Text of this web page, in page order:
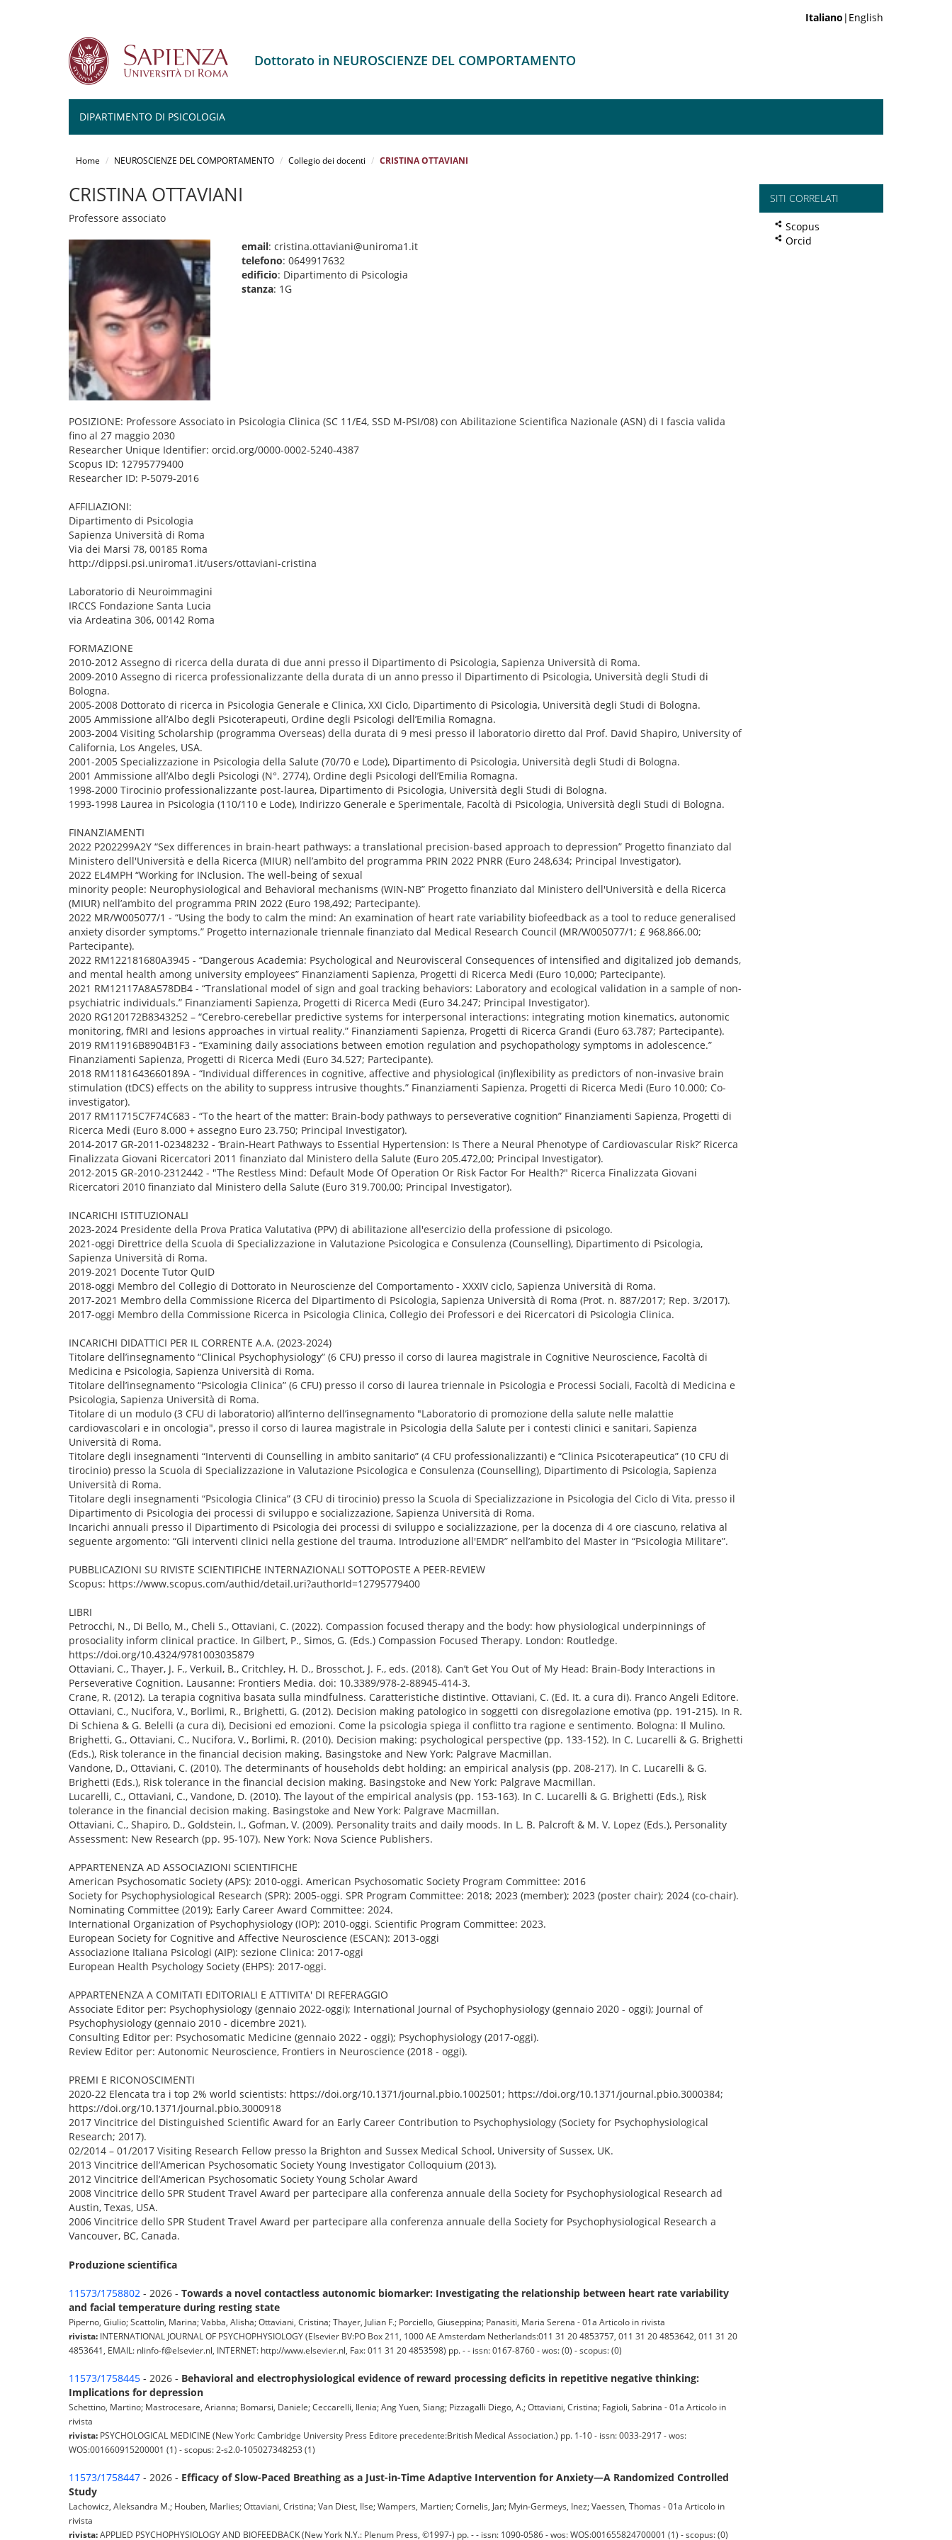
Italiano |English
Dottorato in NEUROSCIENZE DEL COMPORTAMENTO
DIPARTIMENTO DI PSICOLOGIA
Home NEUROSCIENZE DEL COMPORTAMENTO Collegio dei docenti CRISTINA OTTAVIANI
CRISTINA OTTAVIANI
Professore associato
email: cristina.ottaviani@uniroma1.it
telefono: 0649917632
edificio: Dipartimento di Psicologia
stanza: 1G
POSIZIONE: Professore Associato in Psicologia Clinica (SC 11/E4, SSD M-PSI/08) con Abilitazione Scientifica Nazionale (ASN) di I fascia valida
fino al 27 maggio 2030
Researcher Unique Identifier: orcid.org/0000-0002-5240-4387
Scopus ID: 12795779400
Researcher ID: P-5079-2016
AFFILIAZIONI:
Dipartimento di Psicologia
Sapienza Università di Roma
Via dei Marsi 78, 00185 Roma
http://dippsi.psi.uniroma1.it/users/ottaviani-cristina
Laboratorio di Neuroimmagini
IRCCS Fondazione Santa Lucia
via Ardeatina 306, 00142 Roma
FORMAZIONE
2010-2012 Assegno di ricerca della durata di due anni presso il Dipartimento di Psicologia, Sapienza Università di Roma.
2009-2010 Assegno di ricerca professionalizzante della durata di un anno presso il Dipartimento di Psicologia, Università degli Studi di
Bologna.
2005-2008 Dottorato di ricerca in Psicologia Generale e Clinica, XXI Ciclo, Dipartimento di Psicologia, Università degli Studi di Bologna.
2005 Ammissione all’Albo degli Psicoterapeuti, Ordine degli Psicologi dell’Emilia Romagna.
2003-2004 Visiting Scholarship (programma Overseas) della durata di 9 mesi presso il laboratorio diretto dal Prof. David Shapiro, University of
California, Los Angeles, USA.
2001-2005 Specializzazione in Psicologia della Salute (70/70 e Lode), Dipartimento di Psicologia, Università degli Studi di Bologna.
2001 Ammissione all’Albo degli Psicologi (N°. 2774), Ordine degli Psicologi dell’Emilia Romagna.
1998-2000 Tirocinio professionalizzante post-laurea, Dipartimento di Psicologia, Università degli Studi di Bologna.
1993-1998 Laurea in Psicologia (110/110 e Lode), Indirizzo Generale e Sperimentale, Facoltà di Psicologia, Università degli Studi di Bologna.
FINANZIAMENTI
2022 P202299A2Y “Sex differences in brain-heart pathways: a translational precision-based approach to depression” Progetto finanziato dal
Ministero dell'Università e della Ricerca (MIUR) nell’ambito del programma PRIN 2022 PNRR (Euro 248,634; Principal Investigator).
2022 EL4MPH “Working for INclusion. The well-being of sexual
minority people: Neurophysiological and Behavioral mechanisms (WIN-NB” Progetto finanziato dal Ministero dell'Università e della Ricerca
(MIUR) nell’ambito del programma PRIN 2022 (Euro 198,492; Partecipante).
2022 MR/W005077/1 - “Using the body to calm the mind: An examination of heart rate variability biofeedback as a tool to reduce generalised
anxiety disorder symptoms.” Progetto internazionale triennale finanziato dal Medical Research Council (MR/W005077/1; £ 968,866.00;
Partecipante).
2022 RM122181680A3945 - “Dangerous Academia: Psychological and Neurovisceral Consequences of intensified and digitalized job demands,
and mental health among university employees” Finanziamenti Sapienza, Progetti di Ricerca Medi (Euro 10,000; Partecipante).
2021 RM12117A8A578DB4 - “Translational model of sign and goal tracking behaviors: Laboratory and ecological validation in a sample of non-
psychiatric individuals.” Finanziamenti Sapienza, Progetti di Ricerca Medi (Euro 34.247; Principal Investigator).
2020 RG120172B8343252 – “Cerebro-cerebellar predictive systems for interpersonal interactions: integrating motion kinematics, autonomic
monitoring, fMRI and lesions approaches in virtual reality.” Finanziamenti Sapienza, Progetti di Ricerca Grandi (Euro 63.787; Partecipante).
2019 RM11916B8904B1F3 - “Examining daily associations between emotion regulation and psychopathology symptoms in adolescence.”
Finanziamenti Sapienza, Progetti di Ricerca Medi (Euro 34.527; Partecipante).
2018 RM1181643660189A - “Individual differences in cognitive, affective and physiological (in)flexibility as predictors of non-invasive brain
stimulation (tDCS) effects on the ability to suppress intrusive thoughts.” Finanziamenti Sapienza, Progetti di Ricerca Medi (Euro 10.000; Co-
investigator).
2017 RM11715C7F74C683 - “To the heart of the matter: Brain-body pathways to perseverative cognition” Finanziamenti Sapienza, Progetti di
Ricerca Medi (Euro 8.000 + assegno Euro 23.750; Principal Investigator).
2014-2017 GR-2011-02348232 - ‘Brain-Heart Pathways to Essential Hypertension: Is There a Neural Phenotype of Cardiovascular Risk?’ Ricerca
Finalizzata Giovani Ricercatori 2011 finanziato dal Ministero della Salute (Euro 205.472,00; Principal Investigator).
2012-2015 GR-2010-2312442 - "The Restless Mind: Default Mode Of Operation Or Risk Factor For Health?" Ricerca Finalizzata Giovani
Ricercatori 2010 finanziato dal Ministero della Salute (Euro 319.700,00; Principal Investigator).
INCARICHI ISTITUZIONALI
2023-2024 Presidente della Prova Pratica Valutativa (PPV) di abilitazione all'esercizio della professione di psicologo.
2021-oggi Direttrice della Scuola di Specializzazione in Valutazione Psicologica e Consulenza (Counselling), Dipartimento di Psicologia,
Sapienza Università di Roma.
2019-2021 Docente Tutor QuID
2018-oggi Membro del Collegio di Dottorato in Neuroscienze del Comportamento - XXXIV ciclo, Sapienza Università di Roma.
2017-2021 Membro della Commissione Ricerca del Dipartimento di Psicologia, Sapienza Università di Roma (Prot. n. 887/2017; Rep. 3/2017).
2017-oggi Membro della Commissione Ricerca in Psicologia Clinica, Collegio dei Professori e dei Ricercatori di Psicologia Clinica.
INCARICHI DIDATTICI PER IL CORRENTE A.A. (2023-2024)
Titolare dell’insegnamento “Clinical Psychophysiology” (6 CFU) presso il corso di laurea magistrale in Cognitive Neuroscience, Facoltà di
Medicina e Psicologia, Sapienza Università di Roma.
Titolare dell’insegnamento “Psicologia Clinica” (6 CFU) presso il corso di laurea triennale in Psicologia e Processi Sociali, Facoltà di Medicina e
Psicologia, Sapienza Università di Roma.
Titolare di un modulo (3 CFU di laboratorio) all’interno dell’insegnamento "Laboratorio di promozione della salute nelle malattie
cardiovascolari e in oncologia", presso il corso di laurea magistrale in Psicologia della Salute per i contesti clinici e sanitari, Sapienza
Università di Roma.
Titolare degli insegnamenti “Interventi di Counselling in ambito sanitario” (4 CFU professionalizzanti) e “Clinica Psicoterapeutica” (10 CFU di
tirocinio) presso la Scuola di Specializzazione in Valutazione Psicologica e Consulenza (Counselling), Dipartimento di Psicologia, Sapienza
Università di Roma.
Titolare degli insegnamenti “Psicologia Clinica” (3 CFU di tirocinio) presso la Scuola di Specializzazione in Psicologia del Ciclo di Vita, presso il
Dipartimento di Psicologia dei processi di sviluppo e socializzazione, Sapienza Università di Roma.
Incarichi annuali presso il Dipartimento di Psicologia dei processi di sviluppo e socializzazione, per la docenza di 4 ore ciascuno, relativa al
seguente argomento: “Gli interventi clinici nella gestione del trauma. Introduzione all'EMDR” nell’ambito del Master in “Psicologia Militare”.
PUBBLICAZIONI SU RIVISTE SCIENTIFICHE INTERNAZIONALI SOTTOPOSTE A PEER-REVIEW
Scopus: https://www.scopus.com/authid/detail.uri?authorId=12795779400
LIBRI
Petrocchi, N., Di Bello, M., Cheli S., Ottaviani, C. (2022). Compassion focused therapy and the body: how physiological underpinnings of
prosociality inform clinical practice. In Gilbert, P., Simos, G. (Eds.) Compassion Focused Therapy. London: Routledge.
https://doi.org/10.4324/9781003035879
Ottaviani, C., Thayer, J. F., Verkuil, B., Critchley, H. D., Brosschot, J. F., eds. (2018). Can’t Get You Out of My Head: Brain-Body Interactions in
Perseverative Cognition. Lausanne: Frontiers Media. doi: 10.3389/978-2-88945-414-3.
Crane, R. (2012). La terapia cognitiva basata sulla mindfulness. Caratteristiche distintive. Ottaviani, C. (Ed. It. a cura di). Franco Angeli Editore.
Ottaviani, C., Nucifora, V., Borlimi, R., Brighetti, G. (2012). Decision making patologico in soggetti con disregolazione emotiva (pp. 191-215). In R.
Di Schiena & G. Belelli (a cura di), Decisioni ed emozioni. Come la psicologia spiega il conflitto tra ragione e sentimento. Bologna: Il Mulino.
Brighetti, G., Ottaviani, C., Nucifora, V., Borlimi, R. (2010). Decision making: psychological perspective (pp. 133-152). In C. Lucarelli & G. Brighetti
(Eds.), Risk tolerance in the financial decision making. Basingstoke and New York: Palgrave Macmillan.
Vandone, D., Ottaviani, C. (2010). The determinants of households debt holding: an empirical analysis (pp. 208-217). In C. Lucarelli & G.
Brighetti (Eds.), Risk tolerance in the financial decision making. Basingstoke and New York: Palgrave Macmillan.
Lucarelli, C., Ottaviani, C., Vandone, D. (2010). The layout of the empirical analysis (pp. 153-163). In C. Lucarelli & G. Brighetti (Eds.), Risk
tolerance in the financial decision making. Basingstoke and New York: Palgrave Macmillan.
Ottaviani, C., Shapiro, D., Goldstein, I., Gofman, V. (2009). Personality traits and daily moods. In L. B. Palcroft & M. V. Lopez (Eds.), Personality
Assessment: New Research (pp. 95-107). New York: Nova Science Publishers.
APPARTENENZA AD ASSOCIAZIONI SCIENTIFICHE
American Psychosomatic Society (APS): 2010-oggi. American Psychosomatic Society Program Committee: 2016
Society for Psychophysiological Research (SPR): 2005-oggi. SPR Program Committee: 2018; 2023 (member); 2023 (poster chair); 2024 (co-chair).
Nominating Committee (2019); Early Career Award Committee: 2024.
International Organization of Psychophysiology (IOP): 2010-oggi. Scientific Program Committee: 2023.
European Society for Cognitive and Affective Neuroscience (ESCAN): 2013-oggi
Associazione Italiana Psicologi (AIP): sezione Clinica: 2017-oggi
European Health Psychology Society (EHPS): 2017-oggi.
APPARTENENZA A COMITATI EDITORIALI E ATTIVITA' DI REFERAGGIO
Associate Editor per: Psychophysiology (gennaio 2022-oggi); International Journal of Psychophysiology (gennaio 2020 - oggi); Journal of
Psychophysiology (gennaio 2010 - dicembre 2021).
Consulting Editor per: Psychosomatic Medicine (gennaio 2022 - oggi); Psychophysiology (2017-oggi).
Review Editor per: Autonomic Neuroscience, Frontiers in Neuroscience (2018 - oggi).
PREMI E RICONOSCIMENTI
2020-22 Elencata tra i top 2% world scientists: https://doi.org/10.1371/journal.pbio.1002501; https://doi.org/10.1371/journal.pbio.3000384;
https://doi.org/10.1371/journal.pbio.3000918
2017 Vincitrice del Distinguished Scientific Award for an Early Career Contribution to Psychophysiology (Society for Psychophysiological
Research; 2017).
02/2014 – 01/2017 Visiting Research Fellow presso la Brighton and Sussex Medical School, University of Sussex, UK.
2013 Vincitrice dell’American Psychosomatic Society Young Investigator Colloquium (2013).
2012 Vincitrice dell’American Psychosomatic Society Young Scholar Award
2008 Vincitrice dello SPR Student Travel Award per partecipare alla conferenza annuale della Society for Psychophysiological Research ad
Austin, Texas, USA.
2006 Vincitrice dello SPR Student Travel Award per partecipare alla conferenza annuale della Society for Psychophysiological Research a
Vancouver, BC, Canada.
Produzione scientifica
11573/1758802 - 2026 - Towards a novel contactless autonomic biomarker: Investigating the relationship between heart rate variability
and facial temperature during resting state
Piperno, Giulio; Scattolin, Marina; Vabba, Alisha; Ottaviani, Cristina; Thayer, Julian F.; Porciello, Giuseppina; Panasiti, Maria Serena - 01a Articolo in rivista
rivista: INTERNATIONAL JOURNAL OF PSYCHOPHYSIOLOGY (Elsevier BV:PO Box 211, 1000 AE Amsterdam Netherlands:011 31 20 4853757, 011 31 20 4853642, 011 31 20
4853641, EMAIL: nlinfo-f@elsevier.nl, INTERNET: http://www.elsevier.nl, Fax: 011 31 20 4853598) pp. - - issn: 0167-8760 - wos: (0) - scopus: (0)
11573/1758445 - 2026 - Behavioral and electrophysiological evidence of reward processing deficits in repetitive negative thinking:
Implications for depression
Schettino, Martino; Mastrocesare, Arianna; Bomarsi, Daniele; Ceccarelli, Ilenia; Ang Yuen, Siang; Pizzagalli Diego, A.; Ottaviani, Cristina; Fagioli, Sabrina - 01a Articolo in
rivista
rivista: PSYCHOLOGICAL MEDICINE (New York: Cambridge University Press Editore precedente:British Medical Association.) pp. 1-10 - issn: 0033-2917 - wos:
WOS:001660915200001 (1) - scopus: 2-s2.0-105027348253 (1)
11573/1758447 - 2026 - Efficacy of Slow-Paced Breathing as a Just-in-Time Adaptive Intervention for Anxiety—A Randomized Controlled
Study
Lachowicz, Aleksandra M.; Houben, Marlies; Ottaviani, Cristina; Van Diest, Ilse; Wampers, Martien; Cornelis, Jan; Myin-Germeys, Inez; Vaessen, Thomas - 01a Articolo in
rivista
rivista:APPLIED PSYCHOPHYSIOLOGY AND BIOFEEDBACK (New York N.Y.: Plenum Press, ©1997-) pp. - - issn: 1090-0586 - wos: WOS:001655824700001 (1) - scopus: (0)
SITI CORRELATI
Scopus
Orcid